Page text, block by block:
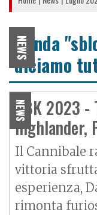
NEWS
Honda
diciamo
NEWS
SBK 2023 -
highlander,
Il Cannibale
vittoria
esperienza,
rimonta